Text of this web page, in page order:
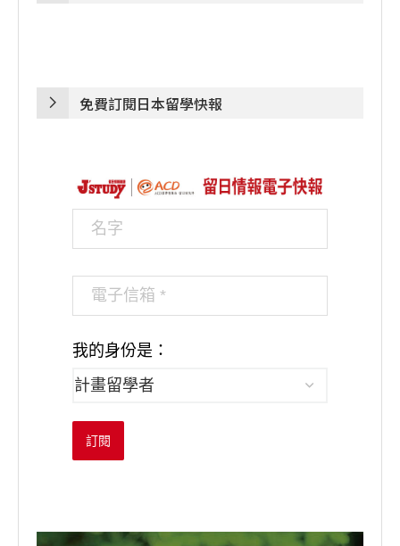
免費訂閱日本留學快報
我的身份是：
訂閱